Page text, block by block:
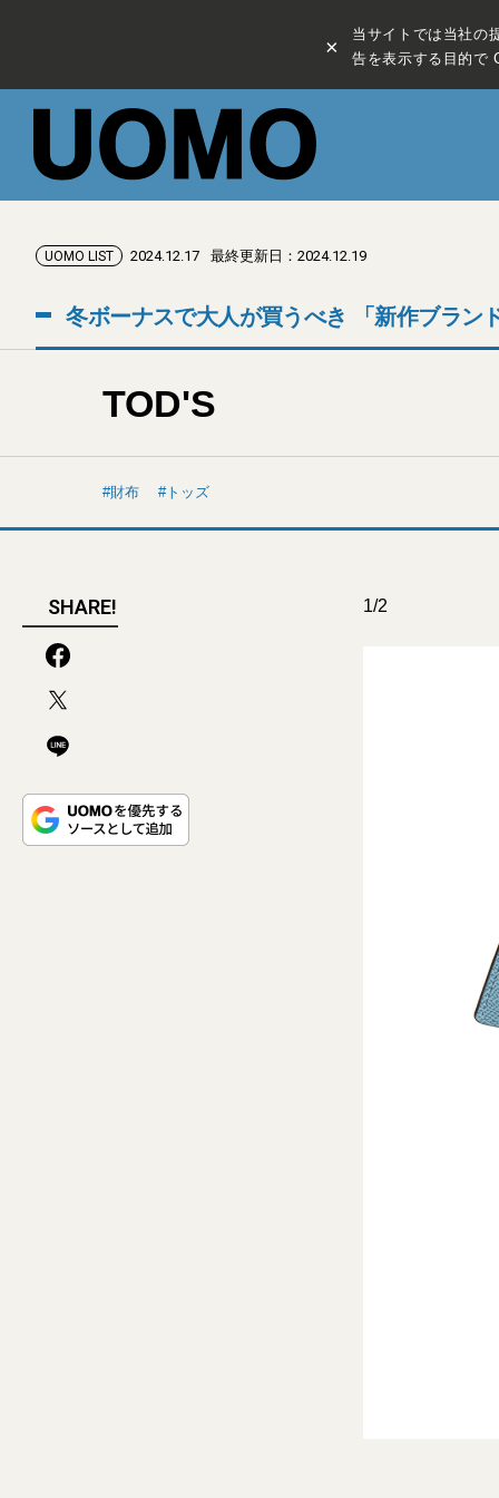
×
当サイトでは当社の
告を表示する目的で
UOMO LIST 2024.12.17 最終更新日：2024.12.19
冬ボーナスで大人が買うべき 「新作ブラン
TOD'S
財布 トッズ
SHARE! 1/2